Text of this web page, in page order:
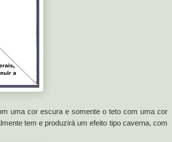
uma cor escura e somente o teto com uma cor
tem e produzirá um efeito tipo caverna, com